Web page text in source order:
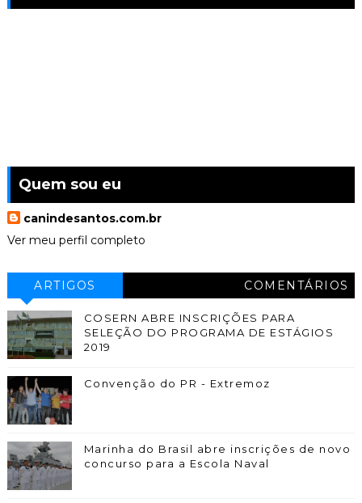
Quem sou eu
canindesantos.com.br
Ver meu perfil completo
ARTIGOS COMENTÁRIOS
COSERN ABRE INSCRIÇÕES PARA
SELEÇÃO DO PROGRAMA DE ESTÁGIOS
2019
Convenção do PR - Extremoz
Marinha do Brasil abre inscrições de novo
concurso para a Escola Naval